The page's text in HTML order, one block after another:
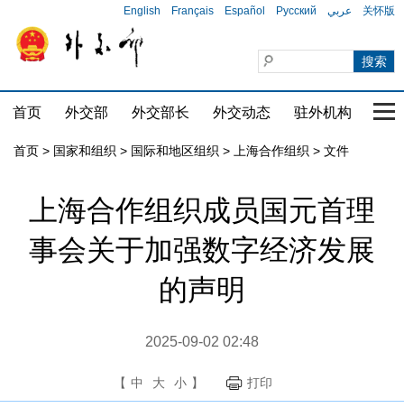
English Français Español Русский عربي 关怀版
首页 外交部 外交部长 外交动态 驻外机构 国
首页 > 国家和组织 > 国际和地区组织 > 上海合作组织 > 文件
上海合作组织成员国元首理
事会关于加强数字经济发展
的声明
2025-09-02 02:48
【 中 大 小 】 打印